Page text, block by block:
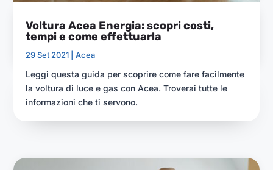
Voltura Acea Energia: scopri costi,
tempi e come effettuarla
29 Set 2021 |Acea
Leggi questa guida per scoprire come fare facilmente
la voltura di luce e gas con Acea. Troverai tutte le
informazioni che ti servono.